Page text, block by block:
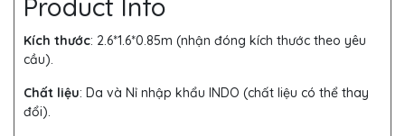
Product Info
Kích thước: 2.6*1.6*0.85m (nhận đóng kích thước theo yêu
cầu).
Chất liệu: Da và Nỉ nhập khẩu INDO (chất liệu có thể thay
đổi).